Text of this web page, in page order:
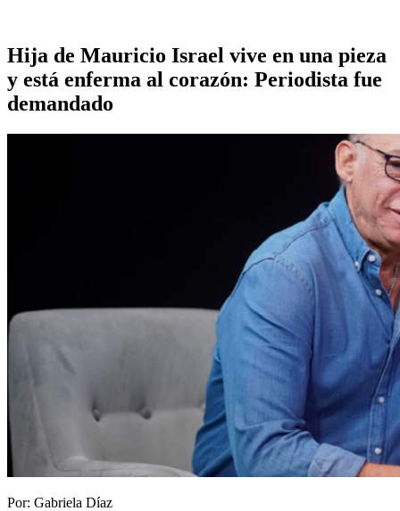
Hija de Mauricio Israel vive en una pieza
y está enferma al corazón: Periodista fue
demandado
Por: Gabriela Díaz